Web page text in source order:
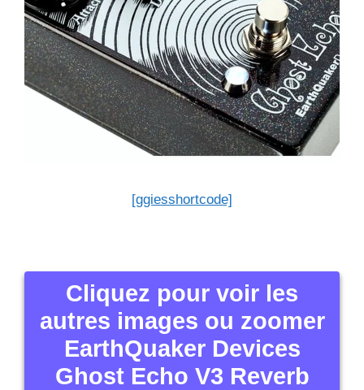
[ggiesshortcode]
Cliquez pour voir les
autres images ou zoomer
EarthQuaker Devices
Ghost Echo V3 Reverb